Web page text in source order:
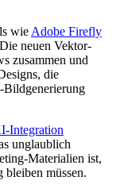
wie Adobe Firefly
neuen Vektor-
zusammen und
die
Bildgenerierung
Integration
unglaublich
Materialien ist,
bleiben müssen.